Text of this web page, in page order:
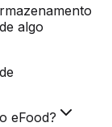
algo
eFood?